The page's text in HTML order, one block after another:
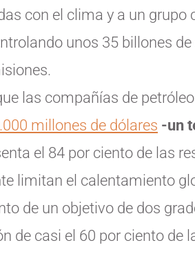
con el clima y a un grupo
unos 35 billones de
las compañías de
millones de dólares -un
el 84 por ciento de las
limitan el calentamiento
de un objetivo de dos
de casi el 60 por ciento de